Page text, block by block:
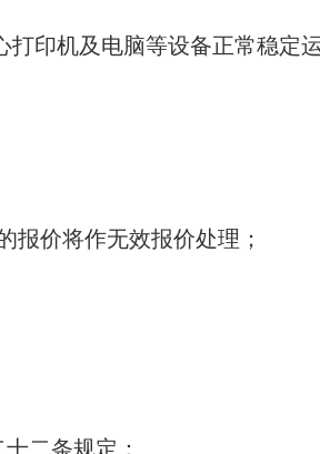
印机及电脑等设备正常稳定
报价将作无效报价处理；
二条规定：